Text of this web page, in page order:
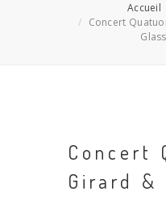
Accueil
Concert
Concert
Girard &